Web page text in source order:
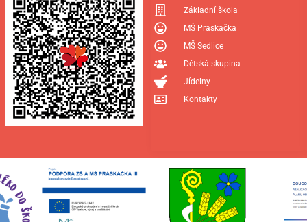
Základní škola
MŠ Praskačka
MŠ Sedlice
Dětská skupina
Jídelny
Kontakty